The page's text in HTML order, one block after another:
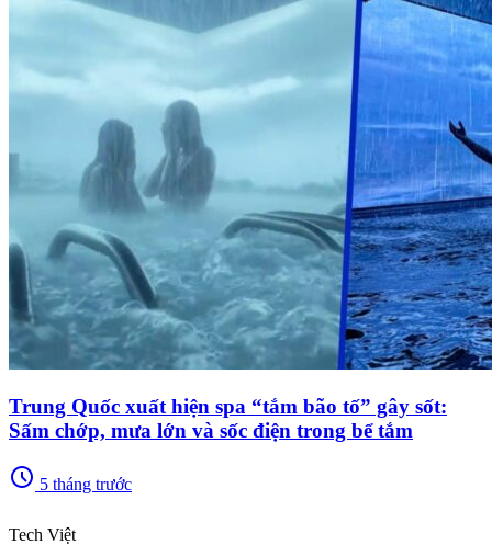
Trung Quốc xuất hiện spa “tắm bão tố” gây sốt:
Sấm chớp, mưa lớn và sốc điện trong bể tắm
schedule 5 tháng trước
Tech Việt